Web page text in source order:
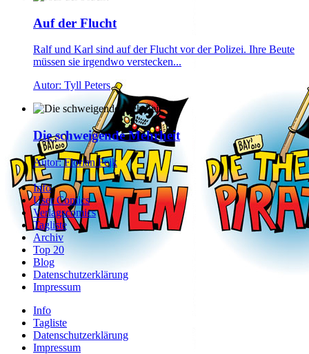
Auf der Flucht
Ralf und Karl sind auf der Flucht vor der Polizei. Ihre Beute
müssen sie irgendwo verstecken...
Autor: Tyll Peters
Die schweigende Mehrheit
Autor: Florian Fejk
Info
User Comics
Verlagscomics
Tagliste
Archiv
Top 20
Blog
Datenschutzerklärung
Impressum
Info
Tagliste
Datenschutzerklärung
Impressum